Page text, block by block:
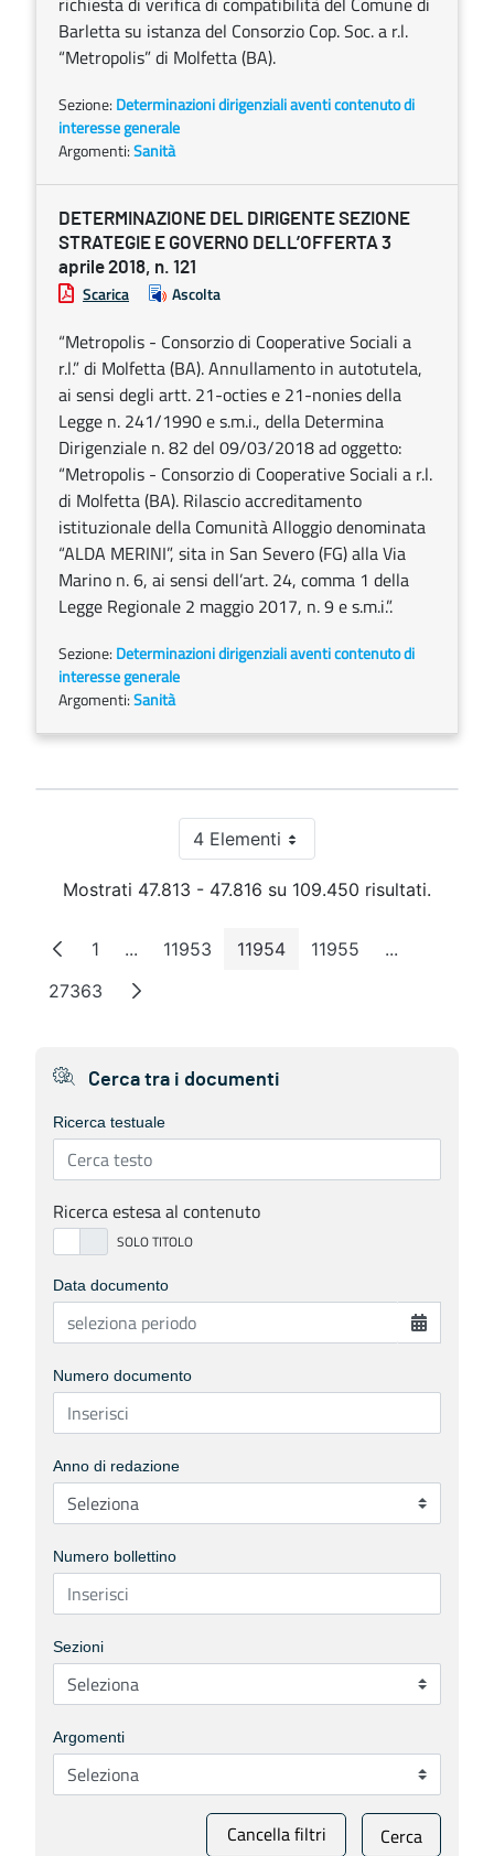
Barletta su istanza del Consorzio Cop. Soc. a r.l.
“Metropolis” di Molfetta (BA).
Sezione: Determinazioni dirigenziali aventi contenuto di
interesse generale
Argomenti:Sanità
DETERMINAZIONE DEL DIRIGENTE SEZIONE
STRATEGIE E GOVERNO DELL’OFFERTA 3
aprile 2018, n. 121
Scarica Ascolta
“Metropolis - Consorzio di Cooperative Sociali a
r.l.” di Molfetta (BA). Annullamento in autotutela,
ai sensi degli artt. 21-octies e 21-nonies della
Legge n. 241/1990 e s.m.i., della Determina
Dirigenziale n. 82 del 09/03/2018 ad oggetto:
“Metropolis - Consorzio di Cooperative Sociali a r.l.
di Molfetta (BA). Rilascio accreditamento
istituzionale della Comunità Alloggio denominata
“ALDA MERINI”, sita in San Severo (FG) alla Via
Marino n. 6, ai sensi dell’art. 24, comma 1 della
Legge Regionale 2 maggio 2017, n. 9 e s.m.i.”.
Sezione: Determinazioni dirigenziali aventi contenuto di
interesse generale
Argomenti:Sanità
4 ElementiPer pagina
Mostrati 47.813 - 47.816 su 109.450 risultati.
Pagina
1 ...Pagine intermedie
Pagina
11953 Pagina
11954 Pagina
11955 ...Pagine
Pagina
27363
Cerca tra i documenti
Ricerca testuale
Ricerca estesa al contenuto
Data documento
Numero documento
Anno di redazione
Numero bollettino
Sezioni
Argomenti
Cancella filtri Cerca